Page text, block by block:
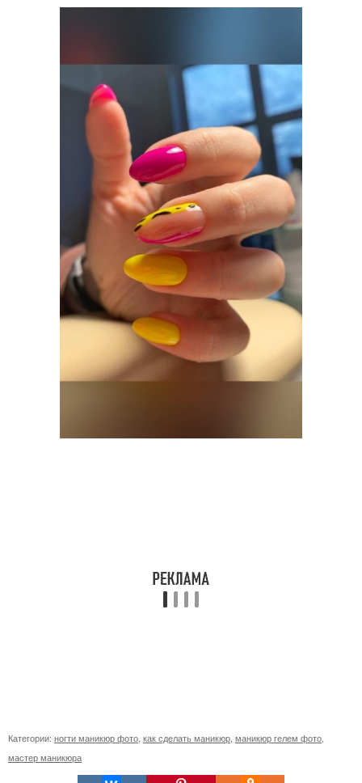
Категории: ногти маникюр фото как сделать маникюр маникюр гелем фото
мастер маникюра